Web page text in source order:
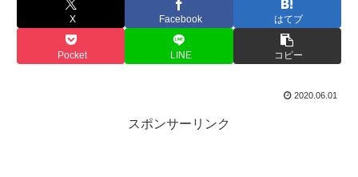
X Facebook はてブ
Pocket LINE コピー
2020.06.01
スポンサーリンク